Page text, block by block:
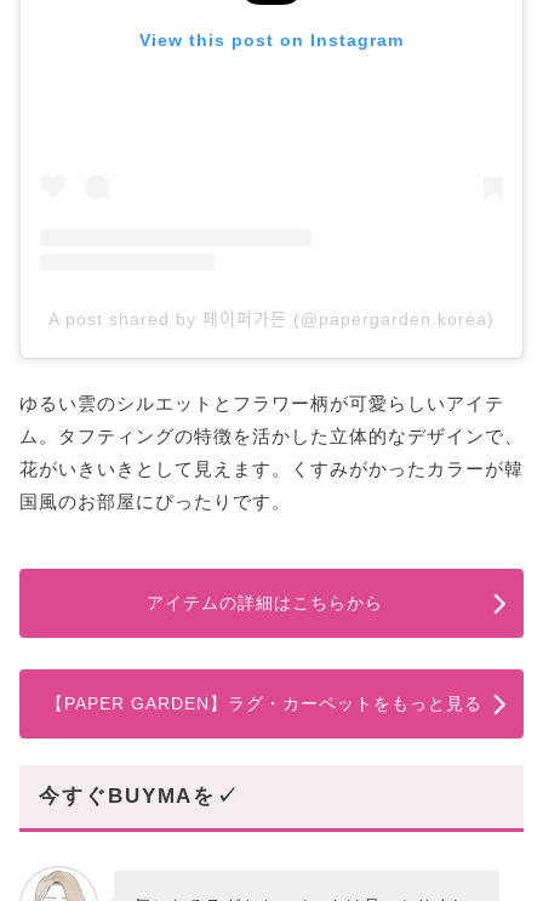
View this post on Instagram
A post shared by 페이퍼가든 (@papergarden.korea)
ゆるい雲のシルエットとフラワー柄が可愛らしいアイテ
ム。タフティングの特徴を活かした立体的なデザインで、
花がいきいきとして見えます。くすみがかったカラーが韓
国風のお部屋にぴったりです。
アイテムの詳細はこちらから
【PAPER GARDEN】ラグ・カーペットをもっと見る
今すぐBUYMAを✓